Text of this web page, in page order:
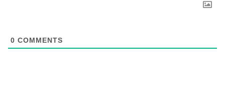
0 COMMENTS